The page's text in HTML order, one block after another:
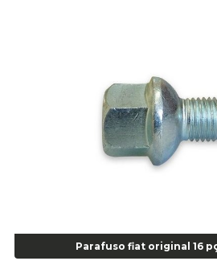
Anel Centralizador Toyota 4pçs - Preto -
Anel Centralizador VW 4pçs - Laranja -
Anel de vedação Jumbo OR-224 TG -
Anel de vedação Jumbo OR-449 Cod:
Anel p/ montagem de pneu s/cam aro 22,5
Anel para Vedação OR 325 - Cod 03390
Anel para Vedação OR 325 Nacional -Cod
Parafuso fiat original 16